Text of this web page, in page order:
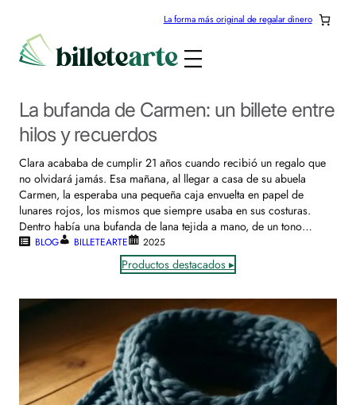
La forma más original de regalar dinero
La bufanda de Carmen: un billete entre
hilos y recuerdos
Clara acababa de cumplir 21 años cuando recibió un regalo que
no olvidará jamás. Esa mañana, al llegar a casa de su abuela
Carmen, la esperaba una pequeña caja envuelta en papel de
lunares rojos, los mismos que siempre usaba en sus costuras.
Dentro había una bufanda de lana tejida a mano, de un tono…
BLOG BILLETEARTE 2025
Productos destacados ▸